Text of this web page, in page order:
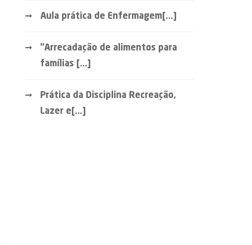
Aula prática de Enfermagem[...]
“Arrecadação de alimentos para
famílias [...]
Prática da Disciplina Recreação,
Lazer e[...]